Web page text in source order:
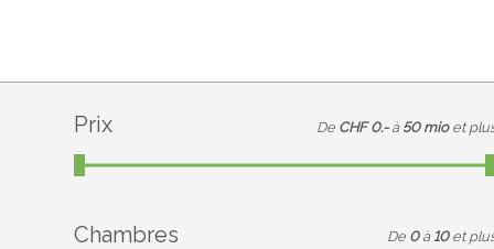
Prix De CHF 0.- à 50 mio et
Chambres De 0 à 10 et